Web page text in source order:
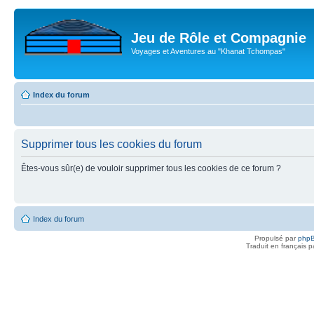
Jeu de Rôle et Compagnie
Voyages et Aventures au "Khanat Tchompas"
Index du forum
Supprimer tous les cookies du forum
Êtes-vous sûr(e) de vouloir supprimer tous les cookies de ce forum ?
Index du forum
Propulsé par
Traduit en français